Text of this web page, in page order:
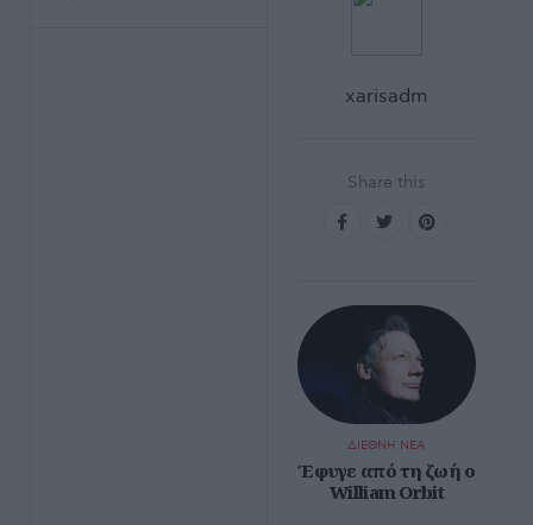
xarisadm
Share this
ΔΙΕΘΝΗ ΝΕΑ
Έφυγε από τη ζωή ο
William Orbit